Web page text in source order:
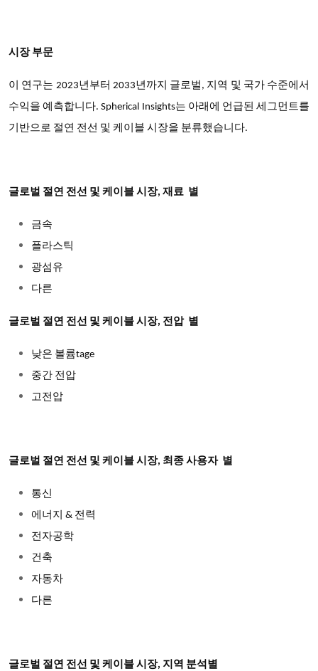
시장 부문
이 연구는 2023년부터 2033년까지 글로벌, 지역 및 국가 수준에서
수익을 예측합니다. Spherical Insights는 아래에 언급된 세그먼트를
기반으로 절연 전선 및 케이블 시장을 분류했습니다.
글로벌 절연 전선 및 케이블 시장, 재료 별
금속
플라스틱
광섬유
다른
글로벌 절연 전선 및 케이블 시장, 전압 별
낮은 볼륨tage
중간 전압
고전압
글로벌 절연 전선 및 케이블 시장, 최종 사용자 별
통신
에너지 & 전력
전자공학
건축
자동차
다른
글로벌 절연 전선 및 케이블 시장, 지역 분석별